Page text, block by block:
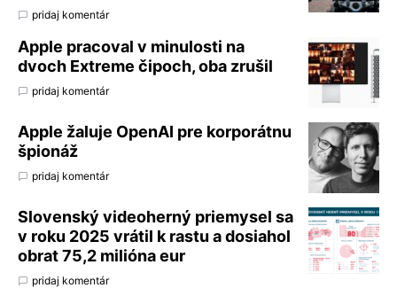
pridaj komentár
Apple pracoval v minulosti na
dvoch Extreme čipoch, oba zrušil
pridaj komentár
Apple žaluje OpenAI pre korporátnu
špionáž
pridaj komentár
Slovenský videoherný priemysel sa
v roku 2025 vrátil k rastu a dosiahol
obrat 75,2 milióna eur
pridaj komentár